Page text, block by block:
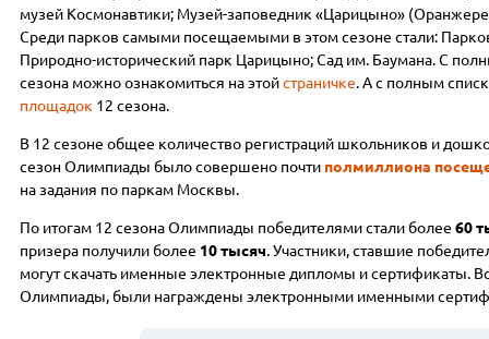
музей Космонавтики; Музей-заповедник «Царицыно»
Среди парков самыми посещаемыми в этом сезоне стали:
Природно-исторический парк Царицыно; Сад им. Баумана. С
сезона можно ознакомиться на этойстраничке.А с полным
площадок 12 сезона.
В 12 сезоне общее количество регистраций школьников и
сезон Олимпиады было совершено почти полмиллиона
на задания по паркам Москвы.
По итогам 12 сезона Олимпиады победителями стали более60
призера получили более 10 тысяч. Участники, ставшие
могут скачать именные электронные дипломы и сертификаты.
Олимпиады, были награждены электронными именными